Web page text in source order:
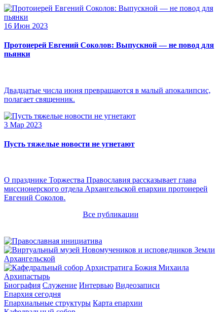
16 Июн 2023
Протоиерей Евгений Соколов: Выпускной — не повод для
пьянки
Двадцатые числа июня превращаются в малый апокалипсис,
полагает священник.
3 Мар 2023
Пусть тяжелые новости не угнетают
О празднике Торжества Православия рассказывает глава
миссионерского отдела Архангельской епархии протоиерей
Евгений Соколов.
Все публикации
Архипастырь
Биография Служение Интервью Видеозаписи
Епархия сегодня
Епархиальные структуры Карта епархии